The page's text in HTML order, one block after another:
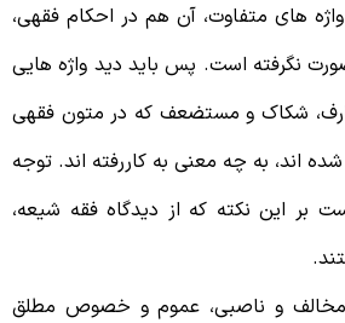
های متفاوت، آن هم در احکام فقهی،
نگرفته است. پس باید دید واژه هایی
شکاک و مستضعف که در متون فقهی
اند، به چه معنی به کاررفته اند. توجه
این نکته که از دیدگاه فقه شیعه،
و ناصبی، عموم و خصوص مطلق